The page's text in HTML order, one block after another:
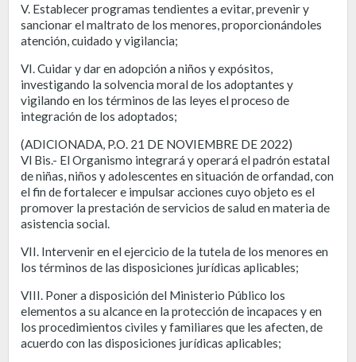
V. Establecer programas tendientes a evitar, prevenir y
sancionar el maltrato de los menores, proporcionándoles
atención, cuidado y vigilancia;
VI. Cuidar y dar en adopción a niños y expósitos,
investigando la solvencia moral de los adoptantes y
vigilando en los términos de las leyes el proceso de
integración de los adoptados;
(ADICIONADA, P.O. 21 DE NOVIEMBRE DE 2022)
Vl Bis.- El Organismo integrará y operará el padrón estatal
de niñas, niños y adolescentes en situación de orfandad, con
el fin de fortalecer e impulsar acciones cuyo objeto es el
promover la prestación de servicios de salud en materia de
asistencia social.
VII. Intervenir en el ejercicio de la tutela de los menores en
los términos de las disposiciones jurídicas aplicables;
VIII. Poner a disposición del Ministerio Público los
elementos a su alcance en la protección de incapaces y en
los procedimientos civiles y familiares que les afecten, de
acuerdo con las disposiciones jurídicas aplicables;